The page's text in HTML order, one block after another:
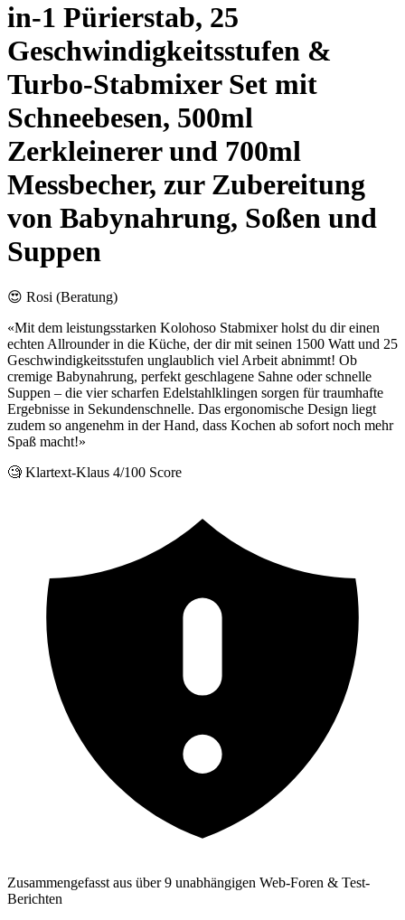
in-1 Pürierstab, 25
Geschwindigkeitsstufen &
Turbo-Stabmixer Set mit
Schneebesen, 500ml
Zerkleinerer und 700ml
Messbecher, zur Zubereitung
von Babynahrung, Soßen und
Suppen
😍 Rosi (Beratung)
«Mit dem leistungsstarken Kolohoso Stabmixer holst du dir einen
echten Allrounder in die Küche, der dir mit seinen 1500 Watt und 25
Geschwindigkeitsstufen unglaublich viel Arbeit abnimmt! Ob
cremige Babynahrung, perfekt geschlagene Sahne oder schnelle
Suppen – die vier scharfen Edelstahlklingen sorgen für traumhafte
Ergebnisse in Sekundenschnelle. Das ergonomische Design liegt
zudem so angenehm in der Hand, dass Kochen ab sofort noch mehr
Spaß macht!»
🧐 Klartext-Klaus 4/100 Score
Zusammengefasst aus über 9 unabhängigen Web-Foren & Test-
Berichten